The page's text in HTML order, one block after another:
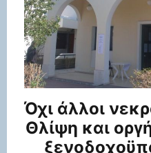
Όχι άλλοι
Θλίψη και